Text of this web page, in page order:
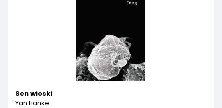
Sen wioski
Yan Lianke